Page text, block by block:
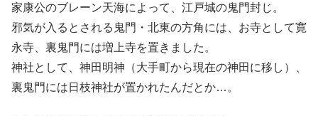
家康公のブレーン天海によって、江戸城の鬼門封じ。
邪気が入るとされる鬼門・北東の方角には、お寺として寛
永寺、裏鬼門には増上寺を置きました。
神社として、神田明神（大手町から現在の神田に移し）、
裏鬼門には日枝神社が置かれたんだとか…。